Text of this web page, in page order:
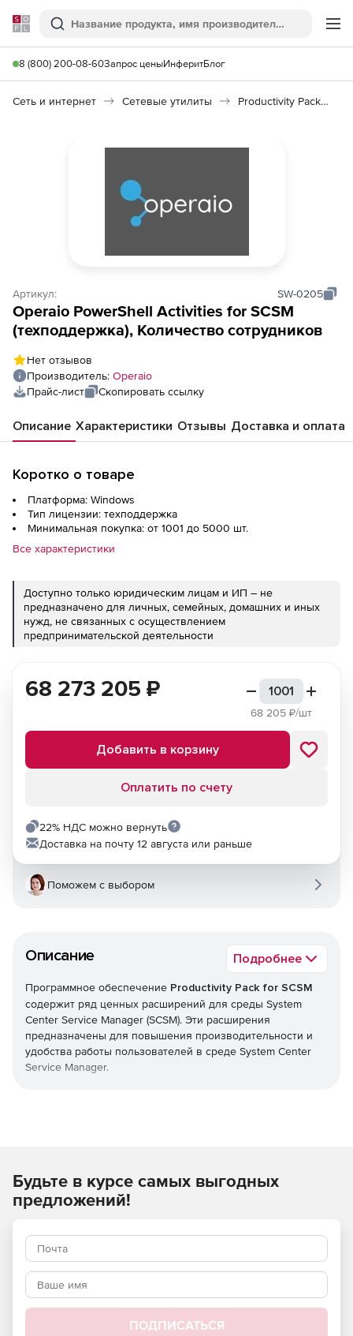
Softline
Поиск
8 (800) 200-08-60Запрос ценыИнферитБлог
Сеть и интернет Сетевые утилиты Productivity Pack for SCSM
Артикул: SW-0205
Operaio PowerShell Activities for SCSM
(техподдержка), Количество сотрудников
Нет отзывов
Производитель: Operaio
Прайс-лист
Скопировать ссылку
Описание Характеристики Отзывы Доставка и оплата
Коротко о товаре
Платформа: Windows
Тип лицензии: техподдержка
Минимальная покупка: от 1001 до 5000 шт.
Все характеристики
Доступно только юридическим лицам и ИП – не
предназначено для личных, семейных, домашних и иных
нужд, не связанных с осуществлением
предпринимательской деятельности
Описание Подробнее
Программное обеспечение Productivity Pack for SCSM
содержит ряд ценных расширений для среды System
Center Service Manager (SCSM). Эти расширения
предназначены для повышения производительности и
удобства работы пользователей в среде System Center
Service Manager.
Полный комплект предоставляет следующие
компоненты:
Billable Time
68 273 205 ₽
68 205 ₽/шт
Добавить в корзину
Оплатить по счету
22% НДС можно вернуть
Доставка на почту 12 августа или раньше
Поможем с выбором
Будьте в курсе самых выгодных
предложений!
ПОДПИСАТЬСЯ